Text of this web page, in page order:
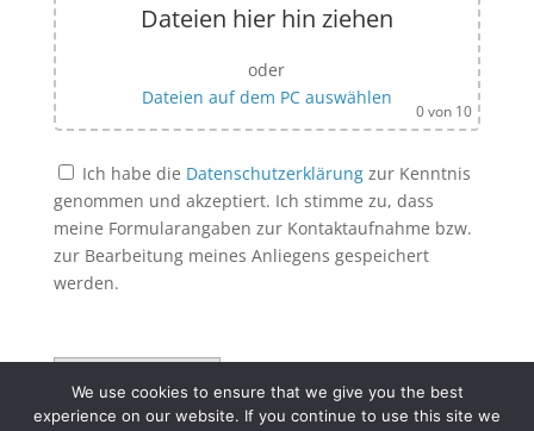
Dateien hier hin ziehen
oder
Dateien auf dem PC auswählen
0von 10
Ich habe die Datenschutzerklärungzur Kenntnis
genommen und akzeptiert. Ich stimme zu, dass
meine Formularangaben zur Kontaktaufnahme bzw.
zur Bearbeitung meines Anliegens gespeichert
werden.
Bitte lasse dieses Feld leer.
We use cookies to ensure that we give you the best
experience on our website. If you continue to use this site we